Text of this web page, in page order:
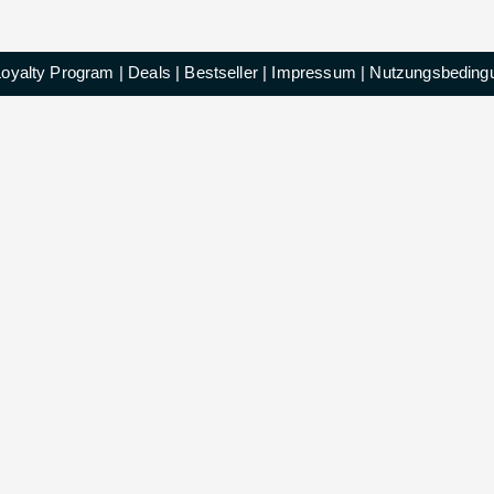
Program | Deals | Bestseller| Impressum |